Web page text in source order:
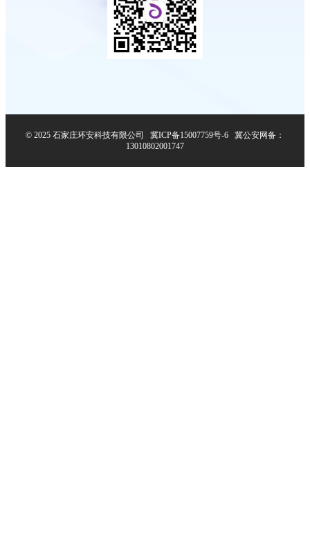
© 2025 石家庄环安科技有限公司 冀ICP备15007759号-6
冀公安网备：
13010802001747